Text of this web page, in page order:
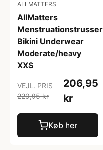
ALLMATTERS
AllMatters
Menstruationstrusser
Bikini Underwear
Moderate/heavy
XXS
VEJL. PRIS
229,95 kr
206,95
kr
Køb her